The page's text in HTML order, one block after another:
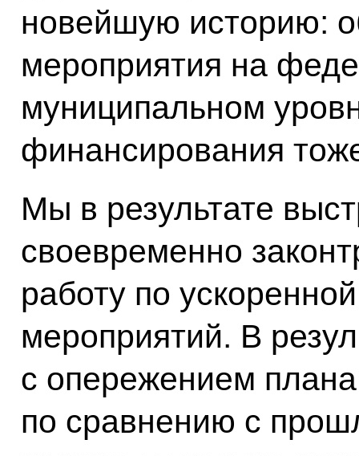
новейшую историю:
мероприятия на
муниципальном
финансирования
Мы в результате
своевременно
работу по
мероприятий. В
с опережением
по сравнению с